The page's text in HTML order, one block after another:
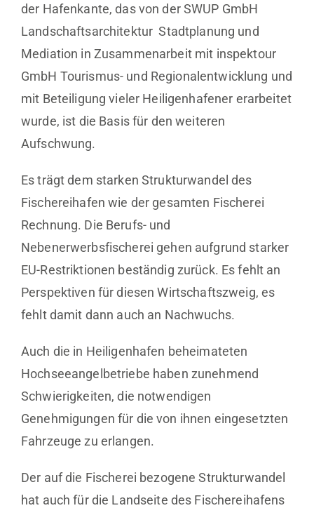
der Hafenkante, das von der SWUP GmbH
Landschaftsarchitektur Stadtplanung und
Mediation in Zusammenarbeit mit inspektour
GmbH Tourismus- und Regionalentwicklung und
mit Beteiligung vieler Heiligenhafener erarbeitet
wurde, ist die Basis für den weiteren
Aufschwung.
Es trägt dem starken Strukturwandel des
Fischereihafen wie der gesamten Fischerei
Rechnung. Die Berufs- und
Nebenerwerbsfischerei gehen aufgrund starker
EU-Restriktionen beständig zurück. Es fehlt an
Perspektiven für diesen Wirtschaftszweig, es
fehlt damit dann auch an Nachwuchs.
Auch die in Heiligenhafen beheimateten
Hochseeangelbetriebe haben zunehmend
Schwierigkeiten, die notwendigen
Genehmigungen für die von ihnen eingesetzten
Fahrzeuge zu erlangen.
Der auf die Fischerei bezogene Strukturwandel
hat auch für die Landseite des Fischereihafens